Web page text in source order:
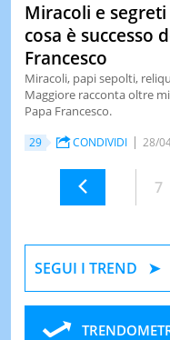
Miracoli e
cosa è successo
Francesco
Miracoli, papi sepolti,
Maggiore racconta oltre
Papa Francesco.
29 CONDIVIDI 28/
7
SEGUI I TREND